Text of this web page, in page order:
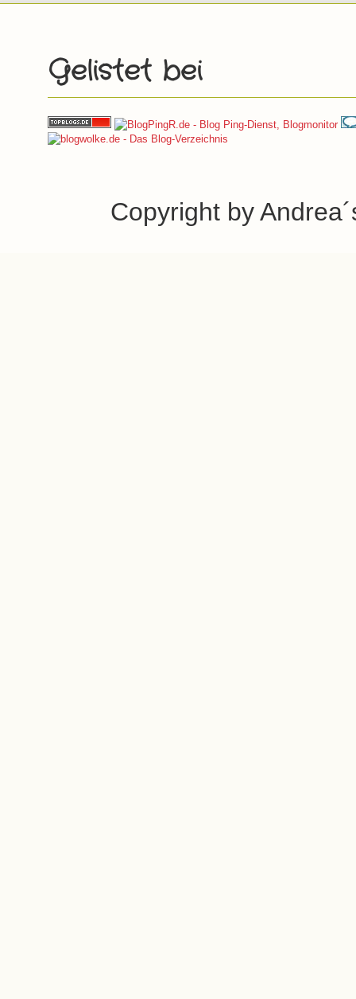
Gelistet bei
Copyright by